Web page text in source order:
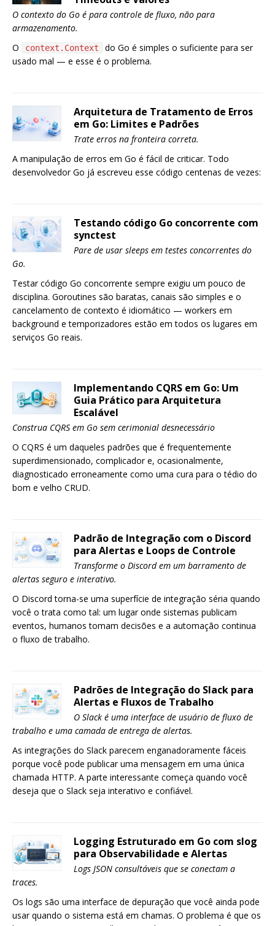
O contexto do Go é para controle de fluxo, não para
armazenamento.
O
context.Context
do Go é simples o suficiente para ser
usado mal — e esse é o problema.
Arquitetura de Tratamento de Erros
em Go: Limites e Padrões
Trate erros na fronteira correta.
A manipulação de erros em Go é fácil de criticar. Todo
desenvolvedor Go já escreveu esse código centenas de vezes:
Testando código Go concorrente com
synctest
Pare de usar sleeps em testes concorrentes do
Go.
Testar código Go concorrente sempre exigiu um pouco de
disciplina. Goroutines são baratas, canais são simples e o
cancelamento de contexto é idiomático — workers em
background e temporizadores estão em todos os lugares em
serviços Go reais.
Implementando CQRS em Go: Um
Guia Prático para Arquitetura
Escalável
Construa CQRS em Go sem cerimonial desnecessário
O CQRS é um daqueles padrões que é frequentemente
superdimensionado, complicador e, ocasionalmente,
diagnosticado erroneamente como uma cura para o tédio do
bom e velho CRUD.
Padrão de Integração com o Discord
para Alertas e Loops de Controle
Transforme o Discord em um barramento de
alertas seguro e interativo.
O Discord torna-se uma superfície de integração séria quando
você o trata como tal: um lugar onde sistemas publicam
eventos, humanos tomam decisões e a automação continua
o fluxo de trabalho.
Padrões de Integração do Slack para
Alertas e Fluxos de Trabalho
O Slack é uma interface de usuário de fluxo de
trabalho e uma camada de entrega de alertas.
As integrações do Slack parecem enganadoramente fáceis
porque você pode publicar uma mensagem em uma única
chamada HTTP. A parte interessante começa quando você
deseja que o Slack seja interativo e confiável.
Logging Estruturado em Go com slog
para Observabilidade e Alertas
Logs JSON consultáveis que se conectam a
traces.
Os logs são uma interface de depuração que você ainda pode
usar quando o sistema está em chamas. O problema é que os